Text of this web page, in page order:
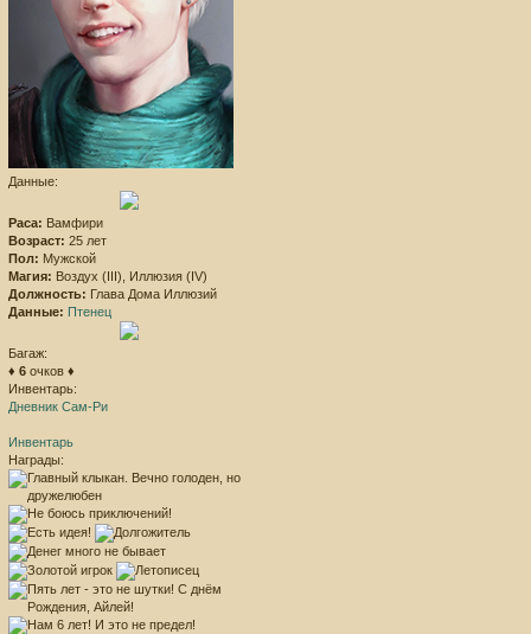
Данные:
Раса: Вамфири
Возраст: 25 лет
Пол: Мужской
Магия: Воздух (III), Иллюзия (IV)
Должность: Глава Дома Иллюзий
Данные: Птенец
Багаж:
♦ 6 очков ♦
Инвентарь:
Дневник Сам-Ри
Инвентарь
Награды: